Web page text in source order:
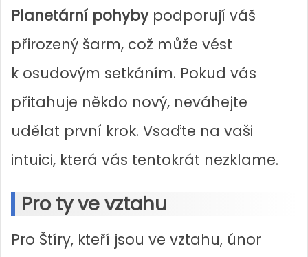
Planetární pohybypodporují váš
přirozený šarm, což může vést
k osudovým setkáním. Pokud vás
přitahuje někdo nový, neváhejte
udělat první krok. Vsaďte na vaši
intuici, která vás tentokrát nezklame.
Pro ty ve vztahu
Pro Štíry, kteří jsou ve vztahu, únor